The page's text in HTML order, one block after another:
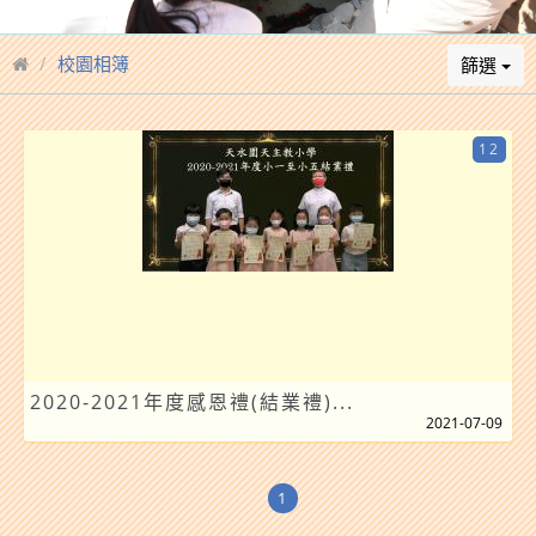
校園相簿 篩選
2020-2021年度感恩禮(結業禮)...
12
2021-07-09
1